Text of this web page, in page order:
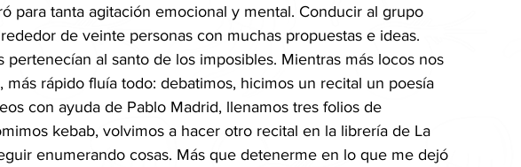
para tanta agitación emocional y mental. Conducir al grupo
de veinte personas con muchas propuestas e ideas.
al santo de los imposibles. Mientras más locos nos
más rápido fluía todo: debatimos, hicimos un recital un poesía
con ayuda de Pablo Madrid, llenamos tres folios de
kebab, volvimos a hacer otro recital en la librería de La
enumerando cosas. Más que detenerme en lo que me dejó